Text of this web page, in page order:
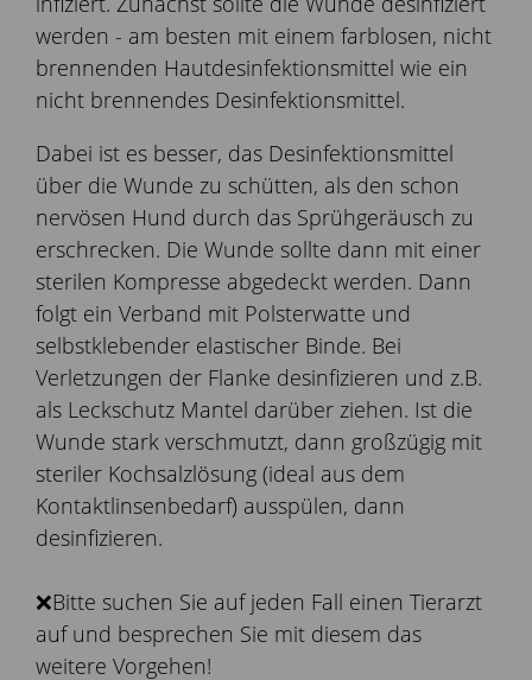
werden - am besten mit einem farblosen, nicht
brennenden Hautdesinfektionsmittel wie ein
nicht brennendes Desinfektionsmittel.
Dabei ist es besser, das Desinfektionsmittel
über die Wunde zu schütten, als den schon
nervösen Hund durch das Sprühgeräusch zu
erschrecken. Die Wunde sollte dann mit einer
sterilen Kompresse abgedeckt werden. Dann
folgt ein Verband mit Polsterwatte und
selbstklebender elastischer Binde. Bei
Verletzungen der Flanke desinfizieren und z.B.
als Leckschutz Mantel darüber ziehen. Ist die
Wunde stark verschmutzt, dann großzügig mit
steriler Kochsalzlösung (ideal aus dem
Kontaktlinsenbedarf) ausspülen, dann
desinfizieren.
❌Bitte suchen Sie auf jeden Fall einen Tierarzt
auf und besprechen Sie mit diesem das
weitere Vorgehen!